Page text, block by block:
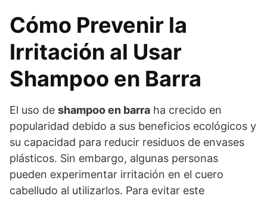
Cómo Prevenir la
Irritación al Usar
Shampoo en Barra
El uso de shampoo en barra ha crecido en
popularidad debido a sus beneficios ecológicos y
su capacidad para reducir residuos de envases
plásticos. Sin embargo, algunas personas
pueden experimentar irritación en el cuero
cabelludo al utilizarlos. Para evitar este